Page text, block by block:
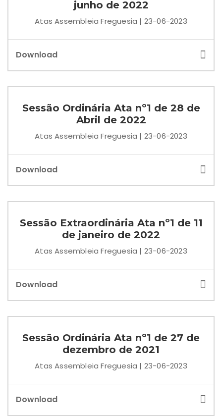
junho de 2022
Atas Assembleia Freguesia | 23-06-2023
Download
Sessão Ordinária Ata nº1 de 28 de
Abril de 2022
Atas Assembleia Freguesia | 23-06-2023
Download
Sessão Extraordinária Ata nº1 de 11
de janeiro de 2022
Atas Assembleia Freguesia | 23-06-2023
Download
Sessão Ordinária Ata nº1 de 27 de
dezembro de 2021
Atas Assembleia Freguesia | 23-06-2023
Download